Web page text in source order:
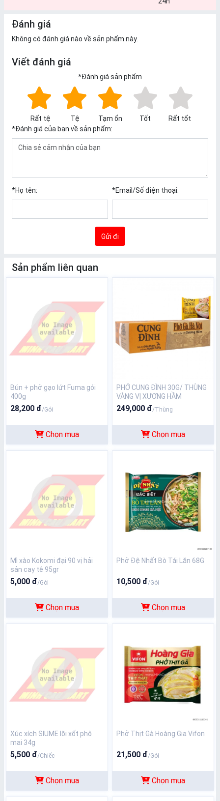
Đánh giá
Không có đánh giá nào về sản phẩm này.
Viết đánh giá
*Đánh giá sản phẩm
Rất tệ Tệ Tạm ổn Tốt
Rất tốt
*Đánh giá của bạn về sản phẩm:
*Họ tên: *Email/Số điện thoại:
Gửi đi
Sản phẩm liên quan
Bún + phở gạo lứt Fuma gói
400g
28,200 đ/Gói
Chọn mua
PHỞ CUNG ĐÌNH 30G/ THÙNG
VÀNG VỊ XƯƠNG HẦM
249,000 đ/Thùng
Chọn mua
Mì xào Kokomi đại 90 vị hải
sản cay tê 95gr
5,000 đ/Gói
Chọn mua
Phở Đệ Nhất Bò Tái Lăn 68G
10,500 đ/Gói
Chọn mua
Xúc xích SIUME lõi xốt phô
mai 34g
5,500 đ/Chiếc
Chọn mua
Phở Thịt Gà Hoàng Gia Vifon
21,500 đ/Gói
Chọn mua